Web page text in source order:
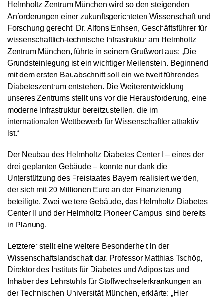
Helmholtz Zentrum München wird so den steigenden
Anforderungen einer zukunftsgerichteten Wissenschaft und
Forschung gerecht. Dr. Alfons Enhsen, Geschäftsführer für
wissenschaftlich-technische Infrastruktur am Helmholtz
Zentrum München, führte in seinem Grußwort aus: „Die
Grundsteinlegung ist ein wichtiger Meilenstein. Beginnend
mit dem ersten Bauabschnitt soll ein weltweit führendes
Diabeteszentrum entstehen. Die Weiterentwicklung
unseres Zentrums stellt uns vor die Herausforderung, eine
moderne Infrastruktur bereitzustellen, die im
internationalen Wettbewerb für Wissenschaftler attraktiv
ist.“
Der Neubau des Helmholtz Diabetes Center I – eines der
drei geplanten Gebäude – konnte nur dank die
Unterstützung des Freistaates Bayern realisiert werden,
der sich mit 20 Millionen Euro an der Finanzierung
beteiligte. Zwei weitere Gebäude, das Helmholtz Diabetes
Center II und der Helmholtz Pioneer Campus, sind bereits
in Planung.
Letzterer stellt eine weitere Besonderheit in der
Wissenschaftslandschaft dar. Professor Matthias Tschöp,
Direktor des Instituts für Diabetes und Adipositas und
Inhaber des Lehrstuhls für Stoffwechselerkrankungen an
der Technischen Universität München, erklärte: „Hier